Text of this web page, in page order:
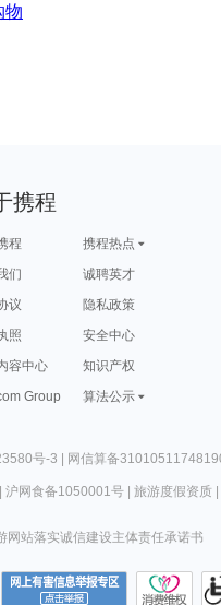
物
携程
程
携程热点
们
诚聘英才
议
隐私政策
照
安全中心
容中心
知识产权
Group
算法公示
号-3 | 网信算备
沪网食备1050001号| 旅游度假资质|
网站落实诚信建设主体责任承诺书